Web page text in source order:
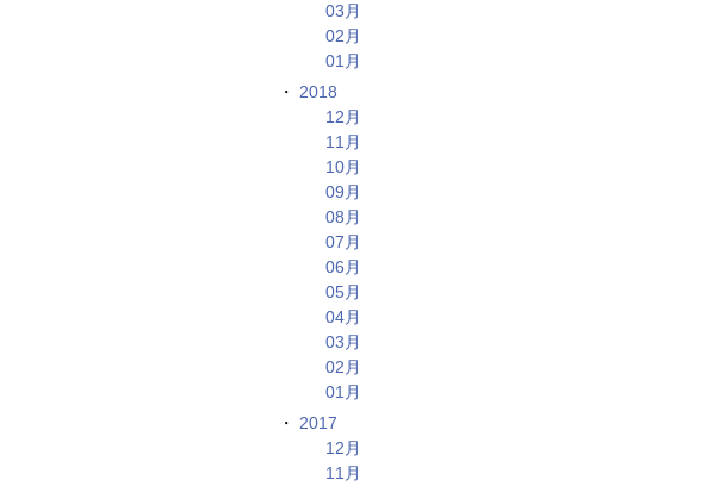
03月
02月
01月
2018
12月
11月
10月
09月
08月
07月
06月
05月
04月
03月
02月
01月
2017
12月
11月